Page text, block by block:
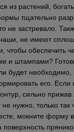
из растений,
тщательно
не застревало.
не имеют
чтобы обеспечить
и штампами?
будет
его.
сильно
нужно, только
мокните форму